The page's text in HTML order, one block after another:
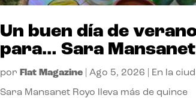
Un buen día de
para… Sara Mansanet
por Flat Magazine| Ago 5, 2026 En la
Sara Mansanet Royo lleva más de quince